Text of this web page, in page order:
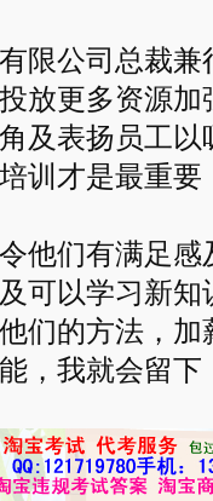
公司总裁兼
放更多资源加
及表扬员工
训才是最重
们有满足感
可以学习新
们的方法，加
，我就会留